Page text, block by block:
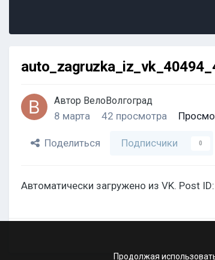
Автор ВелоВолгоград
8 марта 42 просмотра
Поделиться Подписчики 0
Автоматически загружено из VK. Post
Продолжая